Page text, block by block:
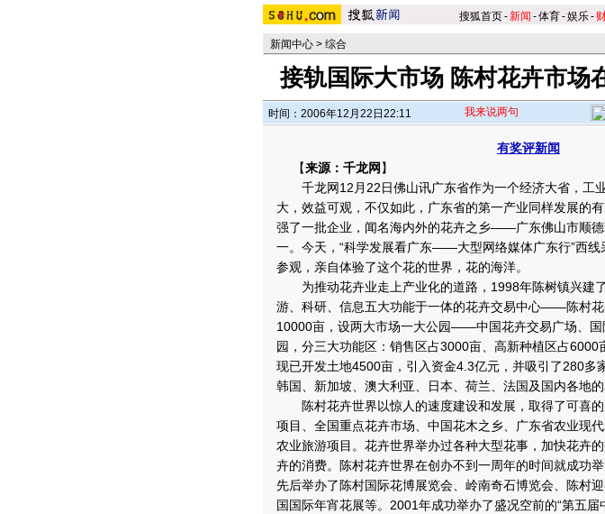
搜狐首页-新闻 -体育-娱乐-
新闻中心 > 综合
接轨国际大市场 陈村花卉市场
时间：2006年12月22日22:11 我来说两句
有奖评新闻
【来源：千龙网 】
千龙网12月22日佛山讯广东省作为一个经济大省，工
大，效益可观，不仅如此，广东省的第一产业同样发展的
强了一批企业，闻名海内外的花卉之乡——广东佛山市顺
一。 今天，“科学发展看广东——大型网络媒体广东行”西线
参观，亲自体验了这个花的世界，花的海洋。
为推动花卉业走上产业化的道路，1998年陈树镇兴建
游、科研、信息五大功能于一体的花卉交易中心——陈村花
10000亩，设两大市场一大公园——中国花卉交易广场、国
园，分三大功能区：销售区占3000亩、高新种植区占6000
现已开发土地4500亩，引入资金4.3亿元，并吸引了280多
韩国、新加坡、澳大利亚、日本、荷兰、法国及国内各地的
陈村花卉世界以惊人的速度建设和发展，取得了可喜的
项目、全国重点花卉市场、中国花木之乡、广东省农业现
农业旅游项目。花卉世界举办过各种大型花事，加快花卉
卉的消费。陈村花卉世界在创办不到一周年的时间就成功
先后举办了陈村国际花博展览会、岭南奇石博览会、陈村
国国际年宵花展等。2001年成功举办了盛况空前的“第五届